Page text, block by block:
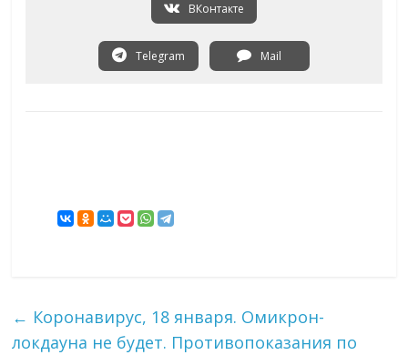
ВКонтакте
Telegram Mail
← Коронавирус, 18 января. Омикрон-
локдауна не будет. Противопоказания по